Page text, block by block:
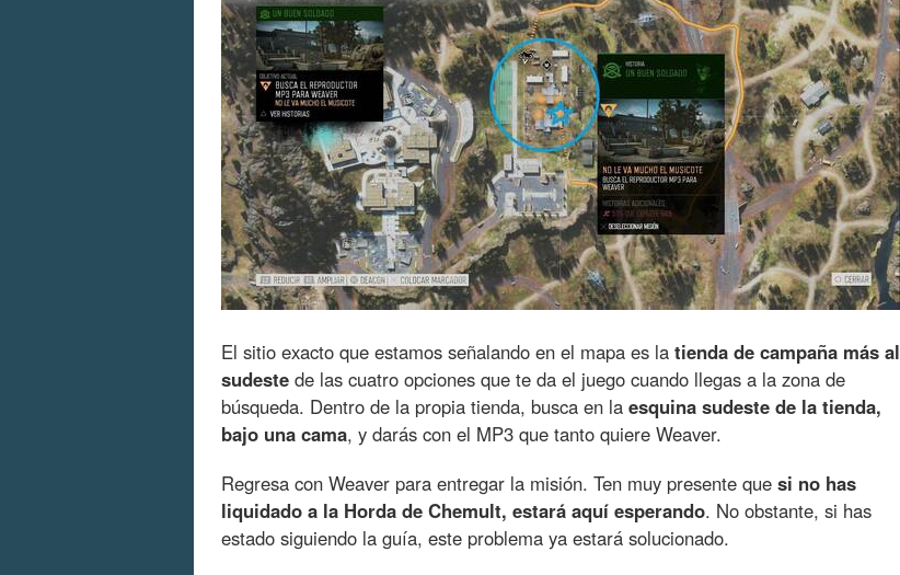
El sitio exacto que estamos señalando en el mapa es la tienda de campaña más al
sudeste de las cuatro opciones que te da el juego cuando llegas a la zona de
búsqueda. Dentro de la propia tienda, busca en la esquina sudeste de la tienda,
bajo una cama, y darás con el MP3 que tanto quiere Weaver.
Regresa con Weaver para entregar la misión. Ten muy presente que si no has
liquidado a la Horda de Chemult, estará aquí esperando. No obstante, si has
estado siguiendo la guía, este problema ya estará solucionado.